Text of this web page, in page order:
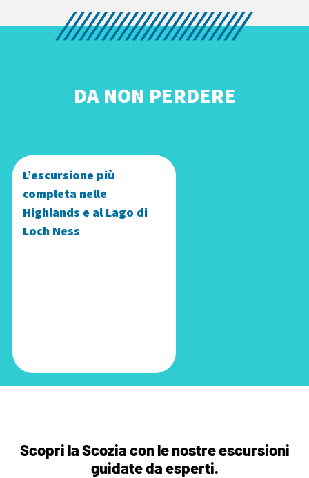
DA NON PERDERE
L’escursione più
completa nelle
Highlands e al Lago di
Loch Ness
Scopri la Scozia con le nostre escursioni
guidate da esperti.